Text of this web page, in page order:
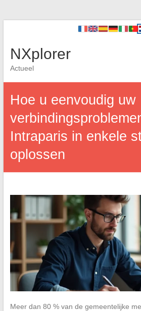
NXplorer
Actueel
Hoe u eenvoudig uw
Intraparis in enkele
oplossen
Meer dan 80 % van de gemeentelijke